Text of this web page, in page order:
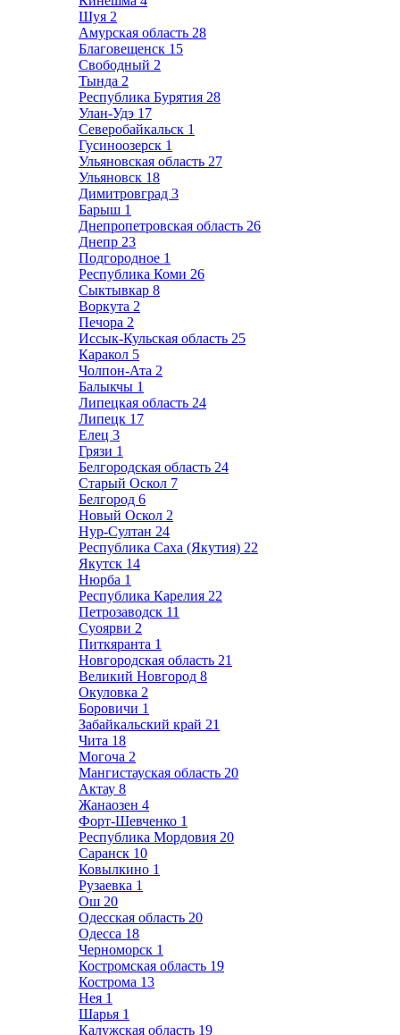
Шуя 2
Амурская область 28
Благовещенск 15
Свободный 2
Тында 2
Республика Бурятия 28
Улан-Удэ 17
Северобайкальск 1
Гусиноозерск 1
Ульяновская область 27
Ульяновск 18
Димитровград 3
Барыш 1
Днепропетровская область 26
Днепр 23
Подгородное 1
Республика Коми 26
Сыктывкар 8
Воркута 2
Печора 2
Иссык-Кульская область 25
Каракол 5
Чолпон-Ата 2
Балыкчы 1
Липецкая область 24
Липецк 17
Елец 3
Грязи 1
Белгородская область 24
Старый Оскол 7
Белгород 6
Новый Оскол 2
Нур-Султан 24
Республика Саха (Якутия) 22
Якутск 14
Нюрба 1
Республика Карелия 22
Петрозаводск 11
Суоярви 2
Питкяранта 1
Новгородская область 21
Великий Новгород 8
Окуловка 2
Боровичи 1
Забайкальский край 21
Чита 18
Могоча 2
Мангистауская область 20
Актау 8
Жанаозен 4
Форт-Шевченко 1
Республика Мордовия 20
Саранск 10
Ковылкино 1
Рузаевка 1
Ош 20
Одесская область 20
Одесса 18
Черноморск 1
Костромская область 19
Кострома 13
Нея 1
Шарья 1
Калужская область 19